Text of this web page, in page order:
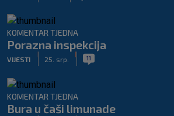
KOMENTAR TJEDNA
Porazna inspekcija
VIJESTI 25. srp. 11
KOMENTAR TJEDNA
Bura u čaši limunade